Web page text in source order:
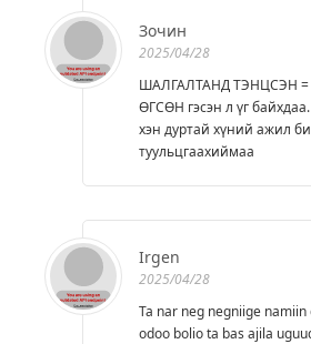
Зочин
2025/04/28
ШАЛГАЛТАНД ТЭНЦСЭН
ӨГСӨН гэсэн л үг
хэн дуртай хүний ажил
туульцгаахиймаа
Irgen
2025/04/28
Ta nar neg negniige
odoo bolio ta bas ajila